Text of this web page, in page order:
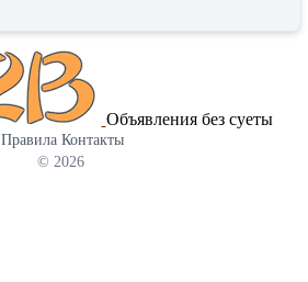
Объявления без суеты
Правила Контакты
© 2026